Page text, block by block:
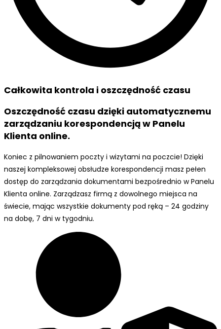
Całkowita kontrola i oszczędność czasu
Oszczędność czasu dzięki automatycznemu
zarządzaniu korespondencją w Panelu
Klienta online.
Koniec z pilnowaniem poczty i wizytami na poczcie! Dzięki
naszej kompleksowej obsłudze korespondencji masz pełen
dostęp do zarządzania dokumentami bezpośrednio w Panelu
Klienta online. Zarządzasz firmą z dowolnego miejsca na
świecie, mając wszystkie dokumenty pod ręką – 24 godziny
na dobę, 7 dni w tygodniu.